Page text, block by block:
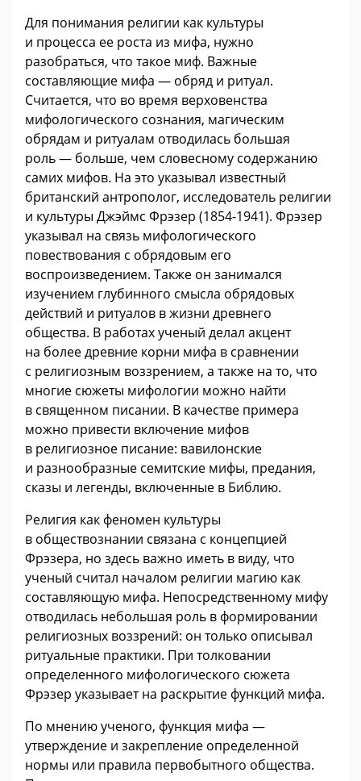
Для понимания религии как культуры
и процесса ее роста из мифа, нужно
разобраться, что такое миф. Важные
составляющие мифа — обряд и ритуал.
Считается, что во время верховенства
мифологического сознания, магическим
обрядам и ритуалам отводилась большая
роль — больше, чем словесному содержанию
самих мифов. На это указывал известный
британский антрополог, исследователь религии
и культуры Джэймс Фрэзер (1854-1941). Фрэзер
указывал на связь мифологического
повествования с обрядовым его
воспроизведением. Также он занимался
изучением глубинного смысла обрядовых
действий и ритуалов в жизни древнего
общества. В работах ученый делал акцент
на более древние корни мифа в сравнении
с религиозным воззрением, а также на то, что
многие сюжеты мифологии можно найти
в священном писании. В качестве примера
можно привести включение мифов
в религиозное писание: вавилонские
и разнообразные семитские мифы, предания,
сказы и легенды, включенные в Библию.
Религия как феномен культуры
в обществознании связана с концепцией
Фрэзера, но здесь важно иметь в виду, что
ученый считал началом религии магию как
составляющую мифа. Непосредственному мифу
отводилась небольшая роль в формировании
религиозных воззрений: он только описывал
ритуальные практики. При толковании
определенного мифологического сюжета
Фрэзер указывает на раскрытие функций мифа.
По мнению ученого, функция мифа —
утверждение и закрепление определенной
нормы или правила первобытного общества.